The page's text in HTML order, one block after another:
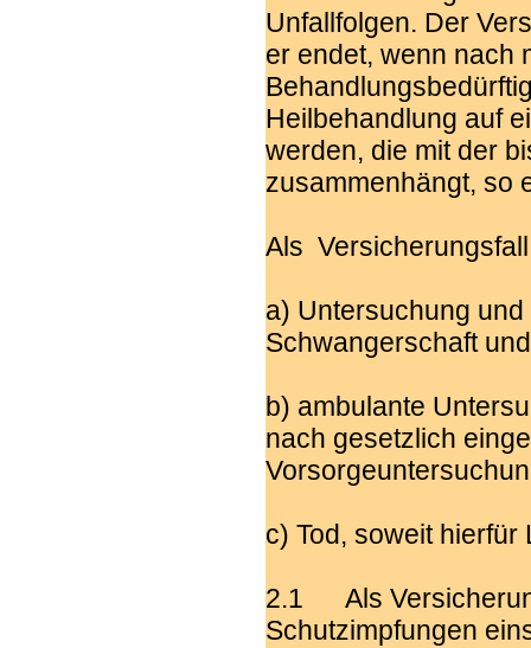
Unfallfolgen. Der
er endet, wenn nach
Heilbehandlung auf
werden, die mit der
zusammenhängt, so
Als
a) Untersuchung
Schwangerschaft
b) ambulante
nach gesetzlich
c) Tod, soweit
2.1 Als
Schutzimpfungen